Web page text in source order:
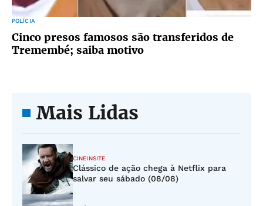
POLÍCIA
Cinco presos famosos são transferidos de
Tremembé; saiba motivo
Mais Lidas
CINEINSITE
Clássico de ação chega à Netflix para
salvar seu sábado (08/08)